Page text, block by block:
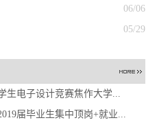
06/06
05/29
生电子设计竞赛焦作大学...
届毕业生集中顶岗+就业...